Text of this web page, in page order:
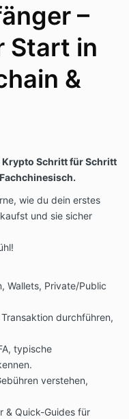
–
Start in
&
Krypto Schritt für Schritt
wie du dein erstes
und sie sicher
Wallets, Private/Public
durchführen,
typische
verstehen,
& Quick-Guides für